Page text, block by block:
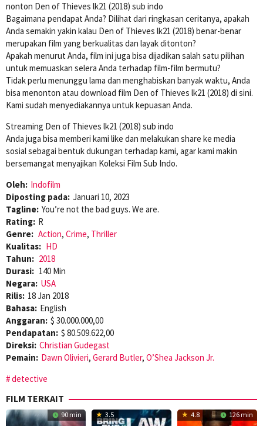
nonton Den of Thieves lk21 (2018) sub indo
Bagaimana pendapat Anda? Dilihat dari ringkasan ceritanya, apakah
Anda semakin yakin kalau Den of Thieves lk21 (2018) benar-benar
merupakan film yang berkualitas dan layak ditonton?
Apakah menurut Anda, film ini juga bisa dijadikan salah satu pilihan
untuk memuaskan selera Anda terhadap film-film bermutu?
Tidak perlu menunggu lama dan menghabiskan banyak waktu, Anda
bisa menonton atau download film Den of Thieves lk21 (2018) di sini.
Kami sudah menyediakannya untuk kepuasan Anda.
Streaming Den of Thieves lk21 (2018) sub indo
Anda juga bisa memberi kami like dan melakukan share ke media
sosial sebagai bentuk dukungan terhadap kami, agar kami makin
bersemangat menyajikan Koleksi Film Sub Indo.
Oleh: Indofilm
Diposting pada: Januari 10, 2023
Tagline: You’re not the bad guys. We are.
Rating: R
Genre: Action, Crime, Thriller
Kualitas: HD
Tahun: 2018
Durasi: 140 Min
Negara: USA
Rilis: 18 Jan 2018
Bahasa: English
Anggaran: $ 30.000.000,00
Pendapatan: $ 80.509.622,00
Direksi: Christian Gudegast
Pemain: Dawn Olivieri, Gerard Butler, O’Shea Jackson Jr.
detective
FILM TERKAIT
90 min 3.5 4.8 126 min